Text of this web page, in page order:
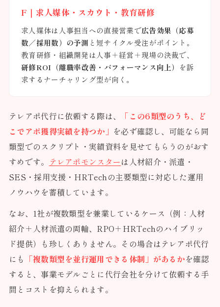
F｜求人媒体・スカウト・教育研修
求人媒体は人事担当への直接営業で広告効果（応募
数／採用数）の予測 と短サイクル受注がポイント。
教育研修・組織開発は人事＋経営＋現場の決裁で、
研修ROI（離職率改善・パフォーマンス向上）
を訴
求するナーチャリング型が向く。
テレアポ代行に依頼する際は、
「この6類型のうち、ど
こでアポ獲得実績を持つか」 を必ず確認し、可能なら同
類型でのスクリプト・実績資料を見せてもらうのがおす
すめです。 テレアポモンスターは人材紹介・派遣・
SES・採用支援・HRTechの主要類型に対応した運用
ノウハウを蓄積しています。
なお、1社が複数類型を兼業しているケース（例：人材
紹介＋人材派遣の両輪、RPO＋HRTechのハイブリッ
ド提供）も珍しくありません。その場合はテレアポ代行
にも 「複数類型を並行運用できる体制」があるかを確認
すると、事業モデルごとに代行会社を分けて依頼する手
間とコストを抑えられます。